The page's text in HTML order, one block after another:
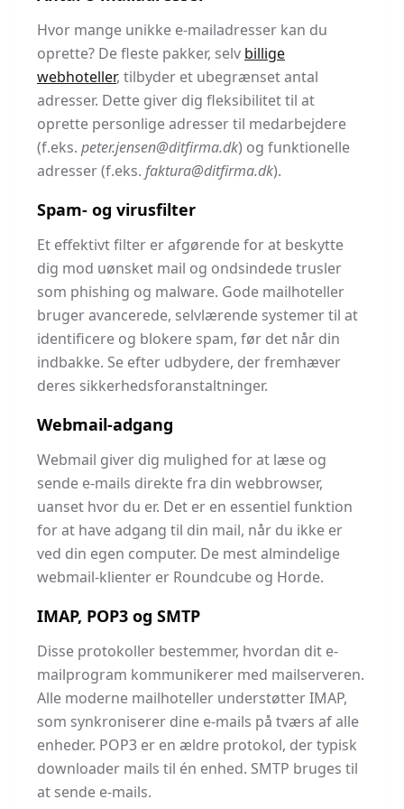
Hvor mange unikke e-mailadresser kan du
oprette? De fleste pakker, selv billige
webhoteller, tilbyder et ubegrænset antal
adresser. Dette giver dig fleksibilitet til at
oprette personlige adresser til medarbejdere
(f.eks. peter.jensen@ditfirma.dk) og funktionelle
adresser (f.eks. faktura@ditfirma.dk).
Spam- og virusfilter
Et effektivt filter er afgørende for at beskytte
dig mod uønsket mail og ondsindede trusler
som phishing og malware. Gode mailhoteller
bruger avancerede, selvlærende systemer til at
identificere og blokere spam, før det når din
indbakke. Se efter udbydere, der fremhæver
deres sikkerhedsforanstaltninger.
Webmail-adgang
Webmail giver dig mulighed for at læse og
sende e-mails direkte fra din webbrowser,
uanset hvor du er. Det er en essentiel funktion
for at have adgang til din mail, når du ikke er
ved din egen computer. De mest almindelige
webmail-klienter er Roundcube og Horde.
IMAP, POP3 og SMTP
Disse protokoller bestemmer, hvordan dit e-
mailprogram kommunikerer med mailserveren.
Alle moderne mailhoteller understøtter IMAP,
som synkroniserer dine e-mails på tværs af alle
enheder. POP3 er en ældre protokol, der typisk
downloader mails til én enhed. SMTP bruges til
at sende e-mails.